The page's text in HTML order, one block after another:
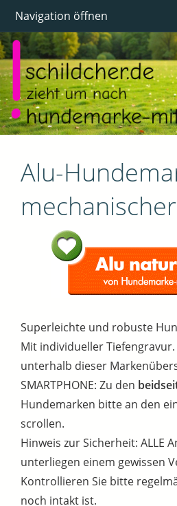
Navigation öffnen
Alu-
Superleichte und robuste
Mit individueller
unterhalb dieser
SMARTPHONE: Zu den
Hundemarken bitte an den
scrollen.
Hinweis zur Sicherheit: ALLE
unterliegen einem gewissen
Kontrollieren Sie bitte
noch intakt ist.